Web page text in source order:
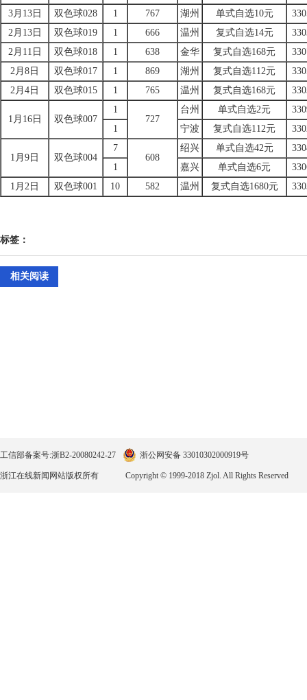
3月13日
双色球028 1 767 湖州 单式自选10元
2月13日
双色球019 1 666 温州 复式自选14元
2月11日
双色球018 1 638 金华 复式自选168元
2月8日
双色球017 1 869 湖州 复式自选112元
2月4日
双色球015 1 765 温州 复式自选168元
1月16日 双色球007
1
727
台州 单式自选2元
1
宁波 复式自选112元
1月9日 双色球004
7
608
绍兴 单式自选42元
1
嘉兴 单式自选6元
1月2日
双色球001 10 582 温州 复式自选1680元
标签：
相关阅读
工信部备案号:浙B2-20080242-27 浙公网安备 33010302000919号
浙江在线新闻网站版权所有 Copyright © 1999-2018 Zjol. All Rights Reserved